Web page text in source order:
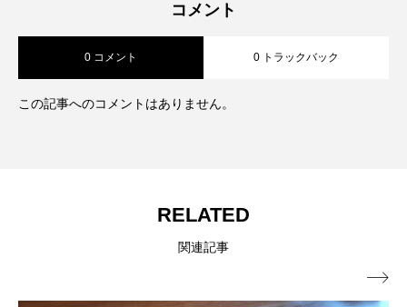
コメント
0 コメント 0 トラックバック
この記事へのコメントはありません。
RELATED
関連記事
